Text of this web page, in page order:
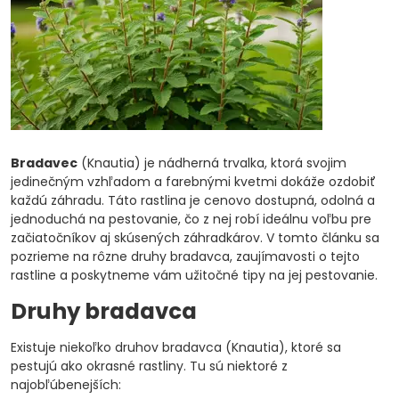
Bradavec (Knautia) je nádherná trvalka, ktorá svojim
jedinečným vzhľadom a farebnými kvetmi dokáže ozdobiť
každú záhradu. Táto rastlina je cenovo dostupná, odolná a
jednoduchá na pestovanie, čo z nej robí ideálnu voľbu pre
začiatočníkov aj skúsených záhradkárov. V tomto článku sa
pozrieme na rôzne druhy bradavca, zaujímavosti o tejto
rastline a poskytneme vám užitočné tipy na jej pestovanie.
Druhy bradavca
Existuje niekoľko druhov bradavca (Knautia), ktoré sa
pestujú ako okrasné rastliny. Tu sú niektoré z
najobľúbenejších: